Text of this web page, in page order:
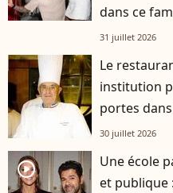
dans ce
31 juillet 2026
Le
institution
portes
30 juillet 2026
player2
Une école
et publique